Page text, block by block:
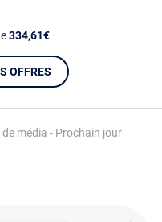
média - Prochain jour
334,61€
OFFRES